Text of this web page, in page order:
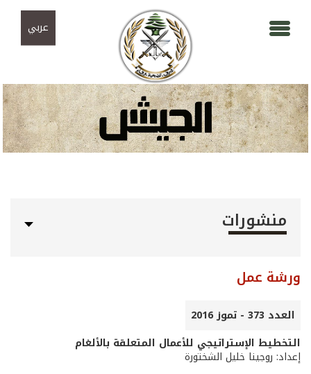
عربي
منشورات
ورشة عمل
العدد 373 - تموز 2016
التخطيط الإستراتيجي للأعمال المتعلقة بالألغام
إعداد: روجينا خليل الشختورة